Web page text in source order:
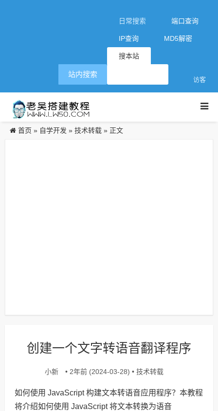
日常搜索 端口查询
IP查询 MD5解密
搜本站
访客
站内搜索
首页 » 自学开发 » 技术转载 » 正文
创建一个文字转语音翻译程序
小新 • 2年前 (2024-03-28) • 技术转载
如何使用 JavaScript 构建文本转语音应用程序？本教程
将介绍如何使用 JavaScript 将文本转换为语音